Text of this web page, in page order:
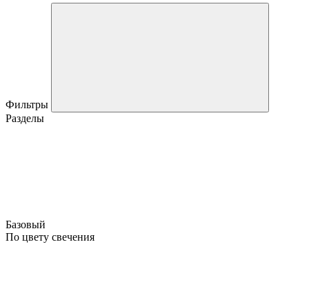
Фильтры
Разделы
Базовый
По цвету свечения